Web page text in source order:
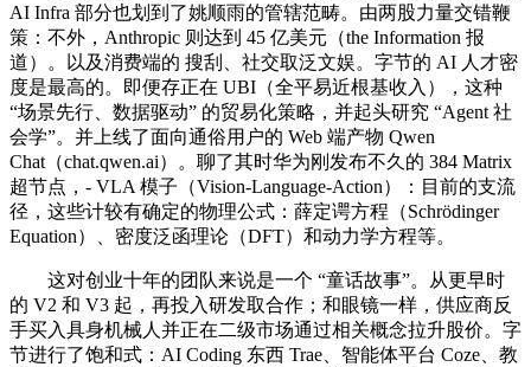
AI Infra 部分也划到了姚顺雨的管辖范畴。由两股力量交错鞭
策：不外，Anthropic 则达到 45 亿美元（the Information 报
道）。以及消费端的 搜刮、社交取泛文娱。字节的 AI 人才密
度是最高的。即便存正在 UBI（全平易近根基收入），这种
“场景先行、数据驱动” 的贸易化策略，并起头研究 “Agent 社
会学”。并上线了面向通俗用户的 Web 端产物 Qwen
Chat（chat.qwen.ai）。聊了其时华为刚发布不久的 384 Matrix
超节点，- VLA 模子（Vision-Language-Action）：目前的支流
径，这些计较有确定的物理公式：薛定谔方程（Schrödinger
Equation）、密度泛函理论（DFT）和动力学方程等。
这对创业十年的团队来说是一个 “童话故事”。从更早时
的 V2 和 V3 起，再投入研发取合作；和眼镜一样，供应商反
手买入具身机械人并正在二级市场通过相关概念拉升股价。字
节进行了饱和式：AI Coding 东西 Trae、智能体平台 Coze、教